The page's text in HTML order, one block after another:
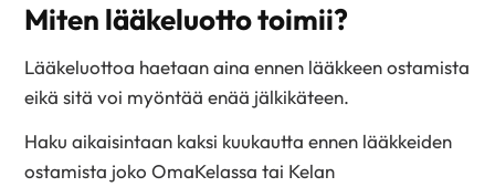
Miten lääkeluotto toimii?
Lääkeluottoa haetaan aina ennen lääkkeen ostamista
eikä sitä voi myöntää enää jälkikäteen.
Haku aikaisintaan kaksi kuukautta ennen lääkkeiden
ostamista joko OmaKelassa tai Kelan